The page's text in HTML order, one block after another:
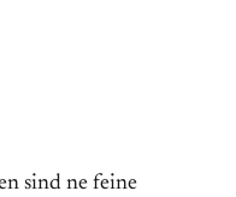
sind ne feine